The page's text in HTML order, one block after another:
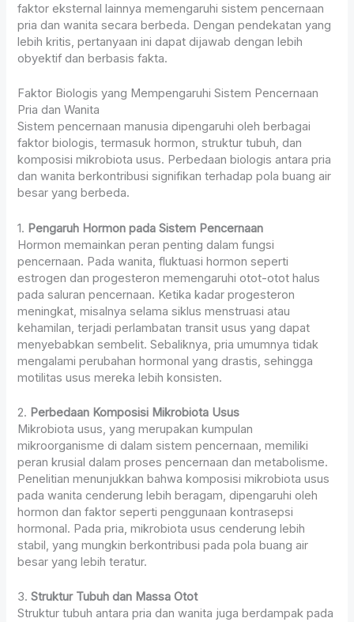
faktor eksternal lainnya memengaruhi sistem pencernaan
pria dan wanita secara berbeda. Dengan pendekatan yang
lebih kritis, pertanyaan ini dapat dijawab dengan lebih
obyektif dan berbasis fakta.
Faktor Biologis yang Mempengaruhi Sistem Pencernaan
Pria dan Wanita
Sistem pencernaan manusia dipengaruhi oleh berbagai
faktor biologis, termasuk hormon, struktur tubuh, dan
komposisi mikrobiota usus. Perbedaan biologis antara pria
dan wanita berkontribusi signifikan terhadap pola buang air
besar yang berbeda.
1. Pengaruh Hormon pada Sistem Pencernaan
Hormon memainkan peran penting dalam fungsi
pencernaan. Pada wanita, fluktuasi hormon seperti
estrogen dan progesteron memengaruhi otot-otot halus
pada saluran pencernaan. Ketika kadar progesteron
meningkat, misalnya selama siklus menstruasi atau
kehamilan, terjadi perlambatan transit usus yang dapat
menyebabkan sembelit. Sebaliknya, pria umumnya tidak
mengalami perubahan hormonal yang drastis, sehingga
motilitas usus mereka lebih konsisten.
2. Perbedaan Komposisi Mikrobiota Usus
Mikrobiota usus, yang merupakan kumpulan
mikroorganisme di dalam sistem pencernaan, memiliki
peran krusial dalam proses pencernaan dan metabolisme.
Penelitian menunjukkan bahwa komposisi mikrobiota usus
pada wanita cenderung lebih beragam, dipengaruhi oleh
hormon dan faktor seperti penggunaan kontrasepsi
hormonal. Pada pria, mikrobiota usus cenderung lebih
stabil, yang mungkin berkontribusi pada pola buang air
besar yang lebih teratur.
3.Struktur Tubuh dan Massa Otot
Struktur tubuh antara pria dan wanita juga berdampak pada